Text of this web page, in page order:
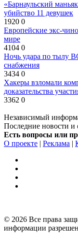
«Барнаульский
убийство 11 девушек
1920 0
Европейские экс-
мире
4104 0
Ночь удара по тылу
снабжения
3434 0
Хакеры взломали
доказательства
3362 0
Независимый
Последние новости и
Есть вопросы или
О проекте | Реклама |
© 2026 Все права
информации